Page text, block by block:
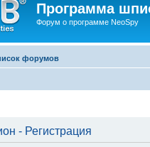
Программа
Форум о программе NeoSpy
форумов
- Регистрация